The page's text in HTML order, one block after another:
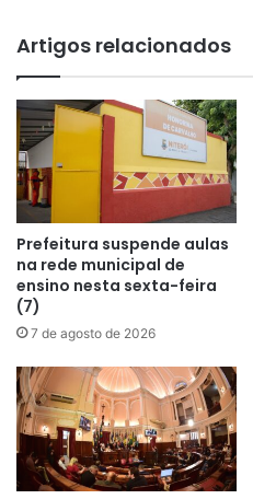
Artigos relacionados
Prefeitura suspende aulas
na rede municipal de
ensino nesta sexta-feira
(7)
7 de agosto de 2026